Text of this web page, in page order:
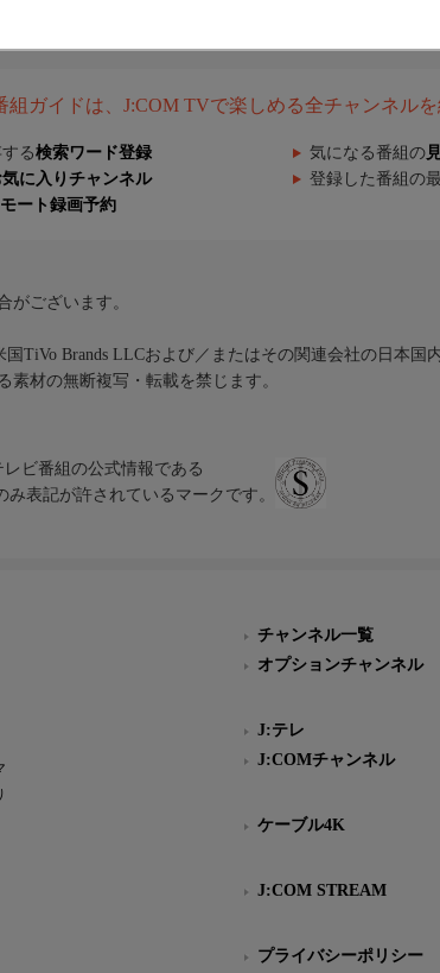
組ガイドは、J:COM TVで楽しめる全チャンネル
る検索ワード登録 気になる番組の
気に入りチャンネル 登録した番組の
モート録画予約
がございます。
TiVo Brands LLCおよび／またはその関連会社の日本国
材の無断複写・転載を禁じます。
ビ番組の公式情報である
み表記が許されているマークです。
チャンネル一覧
オプションチャンネル
J:テレ
J:COMチャンネル
ケーブル4K
J:COM STREAM
プライバシーポリシー